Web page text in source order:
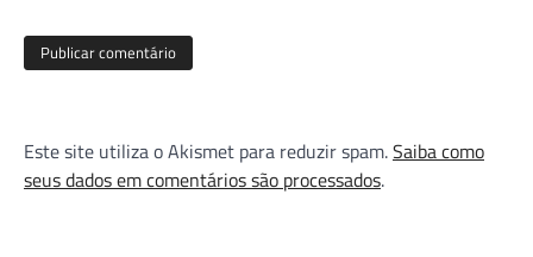
Este site utiliza o Akismet para reduzir spam.Saiba como
seus dados em comentários são processados.